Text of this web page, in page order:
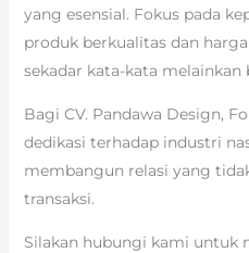
yang esensial. Fokus pada
produk berkualitas dan
sekadar kata-kata
Bagi CV. Pandawa Design,
dedikasi terhadap industri
membangun relasi yang
transaksi.
Silakan hubungi kami untuk